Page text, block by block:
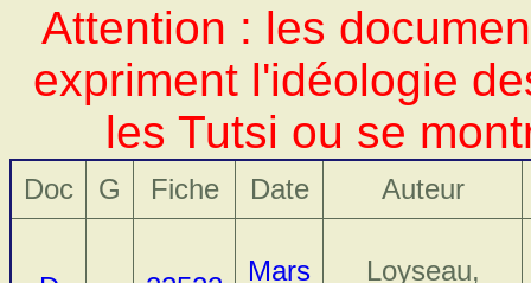
Attention : les
expriment l'idéologie
les Tutsi ou se
Doc G Fiche Date Auteur
Mars
Loyseau,